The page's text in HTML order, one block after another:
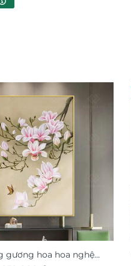
gương hoa hoa nghệ